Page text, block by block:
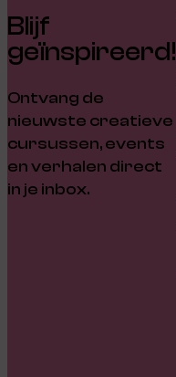
Blijf
geïnspireerd!
Ontvang de
nieuwste creatieve
cursussen, events
en verhalen direct
in je inbox.